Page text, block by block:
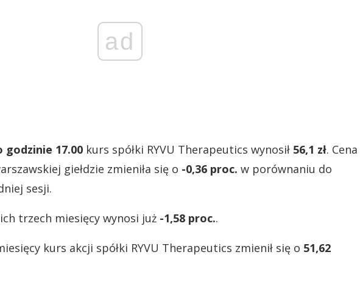
ad
godzinie 17.00 kurs spółki RYVU Therapeutics wynosił 56,1 zł. Cena
giełdzie zmieniła się o -0,36 proc. w porównaniu do
sesji.
trzech miesięcy wynosi już -1,58 proc..
kurs akcji spółki RYVU Therapeutics zmienił się o 51,62